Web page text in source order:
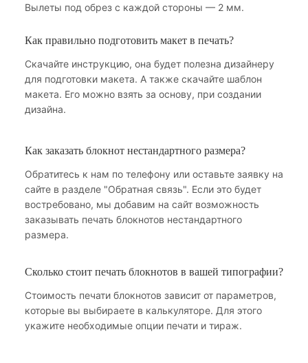
Вылеты под обрез с каждой стороны — 2 мм.
Как правильно подготовить макет в печать?
Скачайте инструкцию, она будет полезна дизайнеру
для подготовки макета. А также скачайте шаблон
макета. Его можно взять за основу, при создании
дизайна.
Как заказать блокнот нестандартного размера?
Обратитесь к нам по телефону или оставьте заявку на
сайте в разделе "Обратная связь". Если это будет
востребовано, мы добавим на сайт возможность
заказывать печать блокнотов нестандартного
размера.
Сколько стоит печать блокнотов в вашей типографии?
Стоимость печати блокнотов зависит от параметров,
которые вы выбираете в калькуляторе. Для этого
укажите необходимые опции печати и тираж.